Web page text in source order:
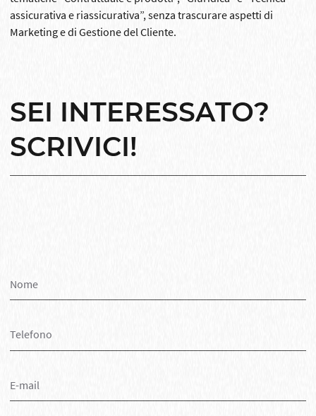
assicurativa e riassicurativa”, senza trascurare aspetti di
Marketing e di Gestione del Cliente.
SEI INTERESSATO?
SCRIVICI!